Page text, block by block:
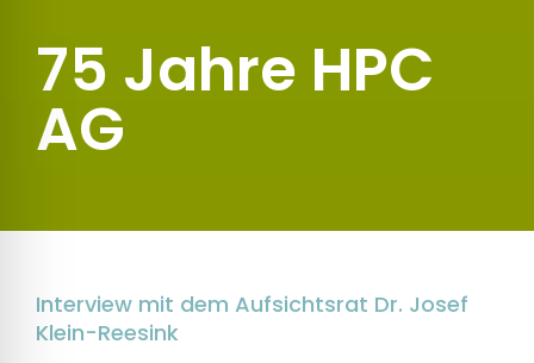
75 Jahre HPC
AG
Interview mit dem Aufsichtsrat Dr. Josef
Klein-Reesink